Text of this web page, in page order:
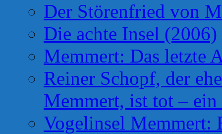
Der Störenfried von
Die achte Insel (2006)
Memmert: Das letzte
Reiner Schopf, der
Memmert, ist tot –
Vogelinsel Memmert: